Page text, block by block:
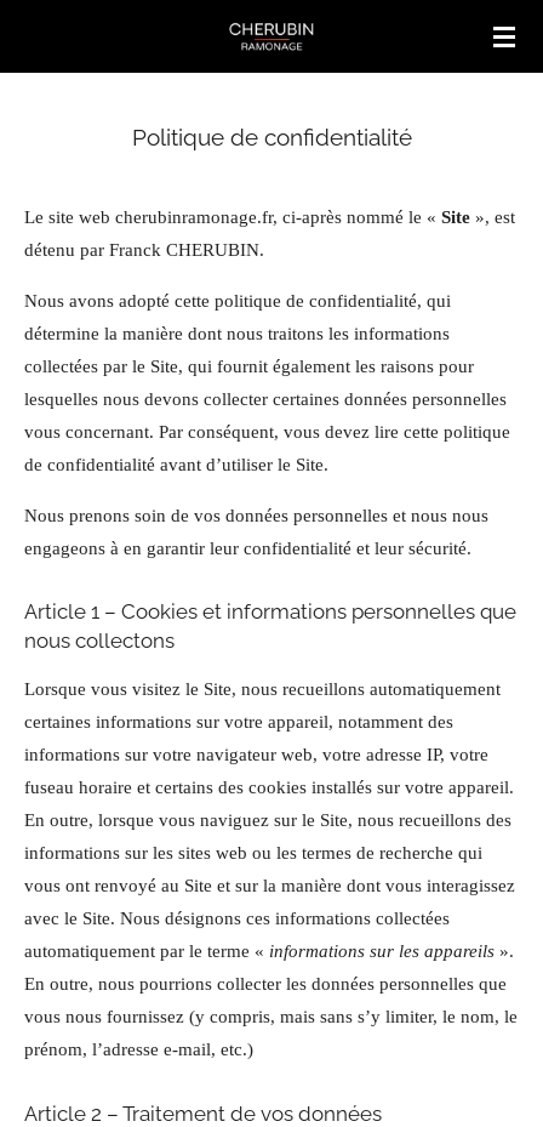
Politique de confidentialité
Le site web cherubinramonage.fr, ci-après nommé le « Site », est
détenu par Franck CHERUBIN.
Nous avons adopté cette politique de confidentialité, qui
détermine la manière dont nous traitons les informations
collectées par le Site, qui fournit également les raisons pour
lesquelles nous devons collecter certaines données personnelles
vous concernant. Par conséquent, vous devez lire cette politique
de confidentialité avant d’utiliser le Site.
Nous prenons soin de vos données personnelles et nous nous
engageons à en garantir leur confidentialité et leur sécurité.
Article 1 – Cookies et informations personnelles que
nous collectons
Lorsque vous visitez le Site, nous recueillons automatiquement
certaines informations sur votre appareil, notamment des
informations sur votre navigateur web, votre adresse IP, votre
fuseau horaire et certains des cookies installés sur votre appareil.
En outre, lorsque vous naviguez sur le Site, nous recueillons des
informations sur les sites web ou les termes de recherche qui
vous ont renvoyé au Site et sur la manière dont vous interagissez
avec le Site. Nous désignons ces informations collectées
automatiquement par le terme « informations sur les appareils ».
En outre, nous pourrions collecter les données personnelles que
vous nous fournissez (y compris, mais sans s’y limiter, le nom, le
prénom, l’adresse e-mail, etc.)
Article 2 – Traitement de vos données